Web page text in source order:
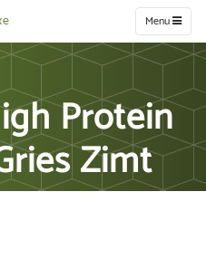
Menu
Protein
Zimt